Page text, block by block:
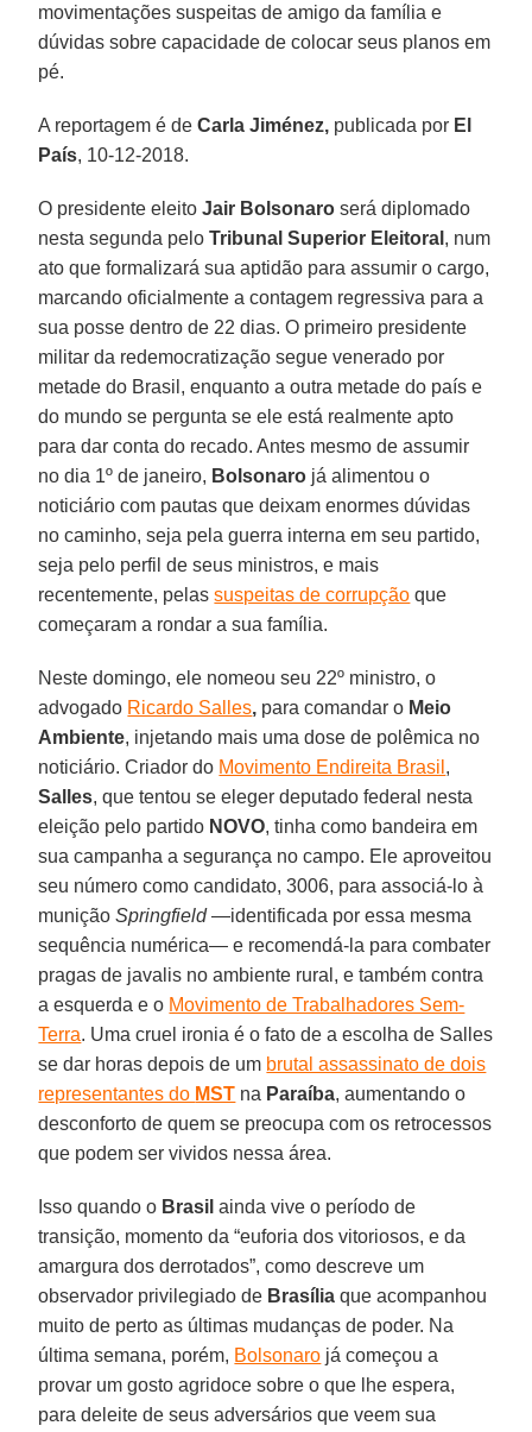
movimentações suspeitas de amigo da família e
dúvidas sobre capacidade de colocar seus planos em
pé.
A reportagem é deCarla Jiménez, publicada por El
País, 10-12-2018.
O presidente eleitoJair Bolsonaro será diplomado
nesta segunda peloTribunal Superior Eleitoral , num
ato que formalizará sua aptidão para assumir o cargo,
marcando oficialmente a contagem regressiva para a
sua posse dentro de 22 dias. O primeiro presidente
militar da redemocratização segue venerado por
metade do Brasil, enquanto a outra metade do país e
do mundo se pergunta se ele está realmente apto
para dar conta do recado. Antes mesmo de assumir
no dia 1º de janeiro, Bolsonaro já alimentou o
noticiário com pautas que deixam enormes dúvidas
no caminho, seja pela guerra interna em seu partido,
seja pelo perfil de seus ministros, e mais
recentemente, pelassuspeitas de corrupção que
começaram a rondar a sua família.
Neste domingo, ele nomeou seu 22º ministro, o
advogado Ricardo Salles, para comandar o Meio
Ambiente, injetando mais uma dose de polêmica no
noticiário. Criador do Movimento Endireita Brasil ,
Salles, que tentou se eleger deputado federal nesta
eleição pelo partido NOVO, tinha como bandeira em
sua campanha a segurança no campo. Ele aproveitou
seu número como candidato, 3006, para associá-lo à
muniçãoSpringfield—identificada por essa mesma
sequência numérica— e recomendá-la para combater
pragas de javalis no ambiente rural, e também contra
a esquerda e o Movimento de Trabalhadores Sem-
Terra. Uma cruel ironia é o fato de a escolha de Salles
se dar horas depois de um brutal assassinato de dois
representantes do MST na Paraíba, aumentando o
desconforto de quem se preocupa com os retrocessos
que podem ser vividos nessa área.
Isso quando o Brasil ainda vive o período de
transição, momento da “euforia dos vitoriosos, e da
amargura dos derrotados”, como descreve um
observador privilegiado de Brasília que acompanhou
muito de perto as últimas mudanças de poder. Na
última semana, porém, Bolsonaro já começou a
provar um gosto agridoce sobre o que lhe espera,
para deleite de seus adversários que veem sua